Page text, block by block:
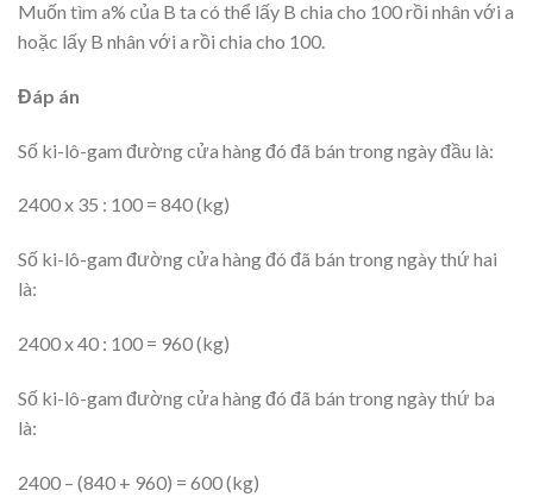
Muốn tìm a% của B ta có thể lấy B chia cho 100 rồi nhân với a
hoặc lấy B nhân với a rồi chia cho 100.
Đáp án
Số ki-lô-gam đường cửa hàng đó đã bán trong ngày đầu là:
2400 x 35 : 100 = 840 (kg)
Số ki-lô-gam đường cửa hàng đó đã bán trong ngày thứ hai
là:
2400 x 40 : 100 = 960 (kg)
Số ki-lô-gam đường cửa hàng đó đã bán trong ngày thứ ba
là:
2400 – (840 + 960) = 600 (kg)